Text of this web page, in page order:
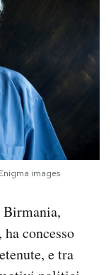
images
concesso
e tra